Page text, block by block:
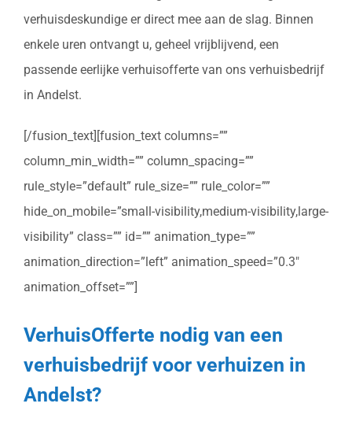
verhuisdeskundige er direct mee aan de slag. Binnen
enkele uren ontvangt u, geheel vrijblijvend, een
passende eerlijke verhuisofferte van ons verhuisbedrijf
in Andelst.
[/fusion_text][fusion_text columns=””
column_min_width=”” column_spacing=””
rule_style=”default” rule_size=”” rule_color=””
hide_on_mobile=”small-visibility,medium-visibility,large-
visibility” class=”” id=”” animation_type=””
animation_direction=”left” animation_speed=”0.3″
animation_offset=””]
VerhuisOfferte nodig van een
verhuisbedrijf voor verhuizen in
Andelst?